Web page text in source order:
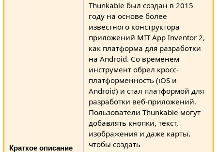
Краткое описание
Thunkable был создан в 2015
году на основе более
известного конструктора
приложений MIT App Inventor 2,
как платформа для разработки
на Android. Со временем
инструмент обрел кросс-
платформенность (iOS и
Android) и стал платформой для
разработки веб-приложений.
Пользователи Thunkable могут
добавлять кнопки, текст,
изображения и даже карты,
чтобы создать